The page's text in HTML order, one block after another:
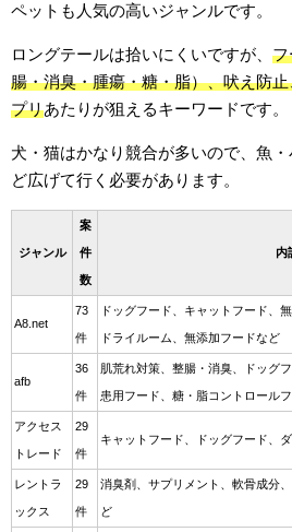
ペットも人気の高いジャンルです。
ロングテールは拾いにくいですが、 フ
腸・消臭・腫瘍・糖・脂）、吠え防
プリあたりが狙えるキーワードです。
犬・猫はかなり競合が多いので、魚
ど広げて行く必要があります。
ジャンル
案
件
数
内
A8.net
73
件
ドッグフード、キャットフード、
ドライルーム、無添加フードなど
afb
36
件
肌荒れ対策、整腸・消臭、ドッグ
患用フード、糖・脂コントロール
アクセス
トレード
29
件
キャットフード、ドッグフード、
レントラ
ックス
29
件
消臭剤、サプリメント、軟骨成分
ど